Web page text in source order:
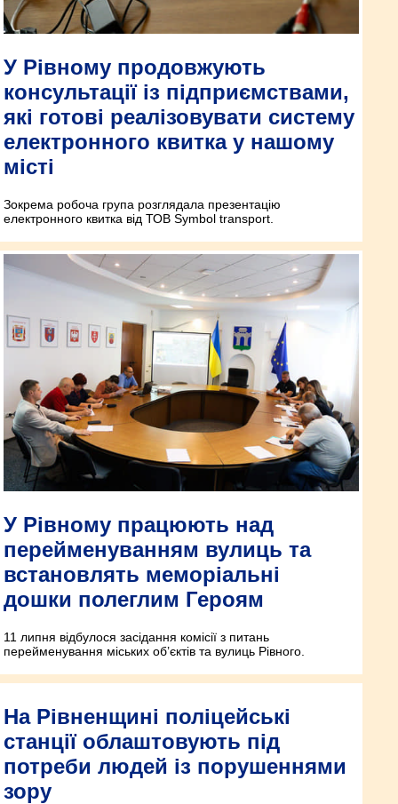
У Рівному продовжують
консультації із підприємствами,
які готові реалізовувати систему
електронного квитка у нашому
місті
Зокрема робоча група розглядала презентацію
електронного квитка від ТОВ Symbol transport.
У Рівному працюють над
перейменуванням вулиць та
встановлять меморіальні
дошки полеглим Героям
11 липня відбулося засідання комісії з питань
перейменування міських об’єктів та вулиць Рівного.
На Рівненщині поліцейські
станції облаштовують під
потреби людей із порушеннями
зору